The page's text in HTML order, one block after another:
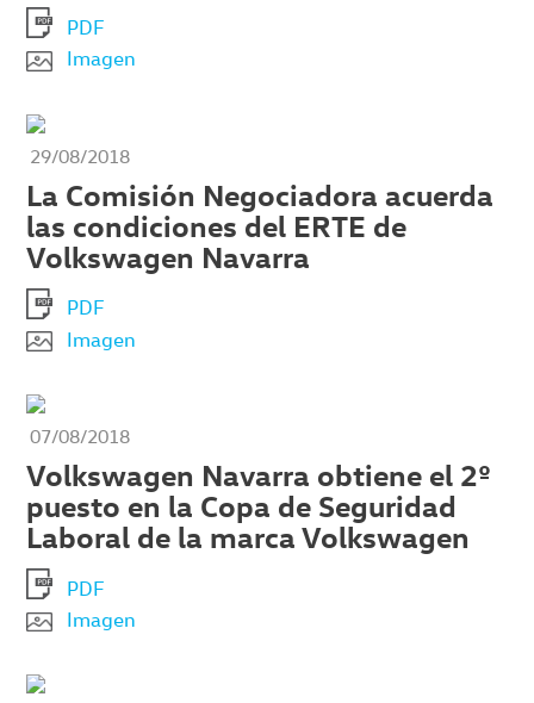
PDF
Imagen
29/08/2018
La Comisión Negociadora acuerda
las condiciones del ERTE de
Volkswagen Navarra
PDF
Imagen
07/08/2018
Volkswagen Navarra obtiene el 2º
puesto en la Copa de Seguridad
Laboral de la marca Volkswagen
PDF
Imagen